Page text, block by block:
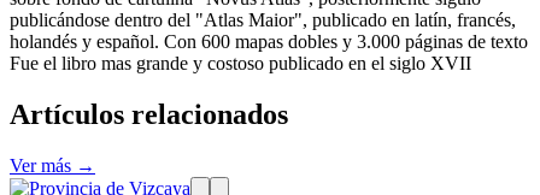
publicándose dentro del "Atlas Maior", publicado en latín, francés,
holandés y español. Con 600 mapas dobles y 3.000 páginas de texto
Fue el libro mas grande y costoso publicado en el siglo XVII
Artículos relacionados
Ver más →